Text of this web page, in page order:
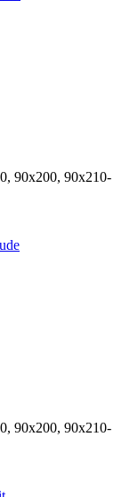
90x200, 90x210-
90x200, 90x210-